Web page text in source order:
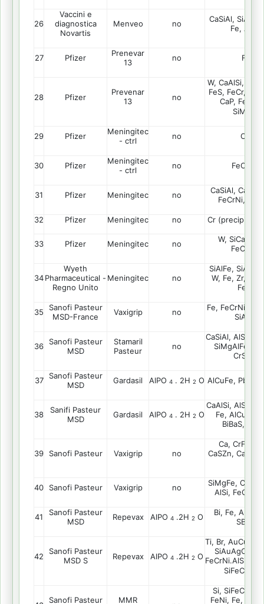
26
Vaccini e
diagnostica
Novartis
Menveo no
CaSiAl,
Fe, Al,
27 Pfizer
Prenevar
13
no FeCr
28 Pfizer
Prevenar
13
no
W, CaAlSi, Al,
FeS, FeCr,
CaP,
29 Pfizer
Meningitec
- ctrl
no Cr, Si
30 Pfizer
Meningitec
- ctrl
no FeCrNi,
31 Pfizer Meningitec no
CaSiAl, CaSi,
FeCrNi, W,
32 Pfizer Meningitec no Cr (precipitati),
33 Pfizer Meningitec no
W, SiCa,
FeCrNi,
34
Wyeth
Pharmaceutical -
Regno Unito
Meningitec no
SiAlFe, SiAlTi,
W, Fe, Zr, Pb,
FeCrNi
35
Sanofi Pasteur
MSD-France
Vaxigrip no
Fe, FeCrNi,
36
Sanofi Pasteur
MSD
Stamaril
Pasteur
no
CaSiAl, AlSi,
SiMgAlFe,
37
Sanofi Pasteur
MSD
Gardasil AlPO 4 . 2H 2 O AlCuFe, PbBi,
38
Sanifi Pasteur
MSD
Gardasil AlPO 4 . 2H 2 O
CaAlSi, AlSi,
Fe, AlCuFe,
BiBaS, Ti,
39 Sanofi Pasteur Vaxigrip no
Ca, CrFe,
CaSZn,
40 Sanofi Pasteur Vaxigrip no
SiMgFe,
AlSi, FeCr,
41
Sanofi Pasteur
MSD
Repevax AlPO 4 .2H 2 O
Bi, Fe,
SBa, Ca
42
Sanofi Pasteur
MSD S
Repevax AlPO 4 .2H 2 O
Ti, Br, AuCuZn,
SiAuAgCu,
SiFeCrNi,
Sanofi Pasteur MMR
Si, SiFeCrNi,
FeNi, Fe, SCa,